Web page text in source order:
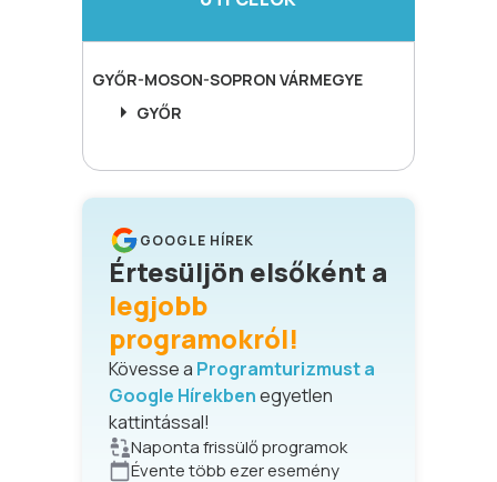
GYŐR-MOSON-SOPRON VÁRMEGYE
GYŐR
GOOGLE HÍREK
Értesüljön elsőként a
legjobb
programokról!
Kövesse a Programturizmust a
Google Hírekbenegyetlen
kattintással!
Naponta frissülő programok
Évente több ezer esemény